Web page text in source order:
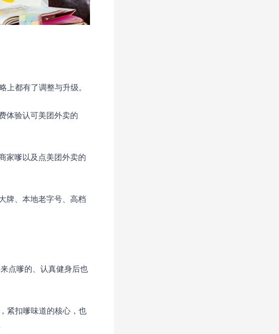
上都有了调整与升级。
体验认可美团外卖的
家嗲以及点美团外卖的
牌、本地老字号、高档
点嗲的、认真健身后也
紧扣嗲味道的核心，也